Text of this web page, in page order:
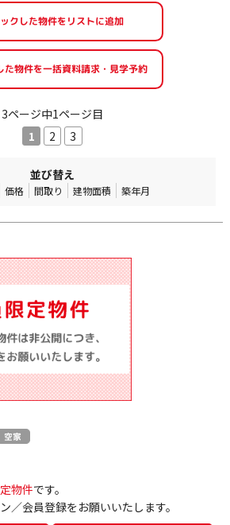
3ページ中1ページ目
1
2 3
並び替え
価格 間取り 建物面積 築年月
空家
物件です。
／会員登録をお願いいたします。